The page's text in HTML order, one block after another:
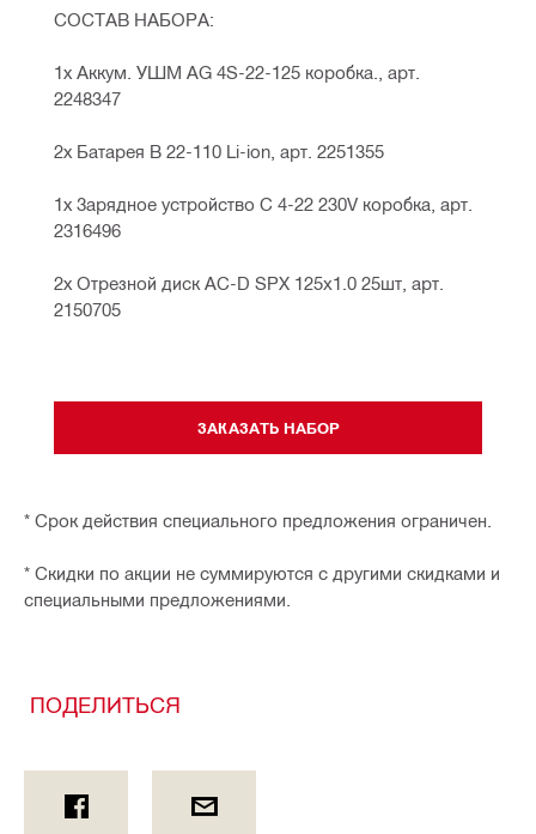
СОСТАВ НАБОРА:
1х Аккум. УШМ AG 4S-22-125 коробка., арт.
2248347
2х Батарея B 22-110 Li-ion, арт. 2251355
1х Зарядное устройство C 4-22 230V коробка, арт.
2316496
2х Отрезной диск AC-D SPX 125x1.0 25шт, арт.
2150705
ЗАКАЗАТЬ НАБОР
* Срок действия специального предложения ограничен.
* Скидки по акции не суммируются с другими скидками и
специальными предложениями.
ПОДЕЛИТЬСЯ